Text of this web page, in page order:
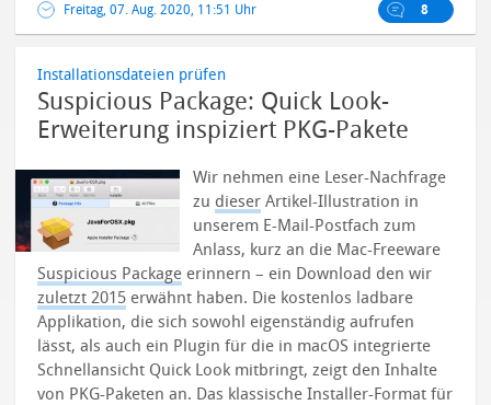
Freitag, 07. Aug. 2020, 11:51 Uhr 8
Installationsdateien prüfen
Suspicious Package: Quick Look-
Erweiterung inspiziert PKG-Pakete
Wir nehmen eine Leser-Nachfrage
zu dieser Artikel-Illustration in
unserem E-Mail-Postfach zum
Anlass, kurz an die Mac-Freeware
Suspicious Package erinnern – ein Download den wir
zuletzt 2015 erwähnt haben. Die kostenlos ladbare
Applikation, die sich sowohl eigenständig aufrufen
lässt, als auch ein Plugin für die in macOS integrierte
Schnellansicht Quick Look mitbringt, zeigt den Inhalte
von PKG-Paketen an. Das klassische Installer-Format für